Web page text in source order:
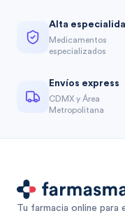
Alta
Medicamentos
especializados
Envíos express
CDMX y Área
Metropolitana
Tu farmacia online para